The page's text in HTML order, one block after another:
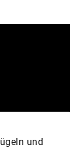
und